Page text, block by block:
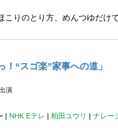
りのとり方、めんつゆだけ
“スゴ楽”家事への道」
演
| NHK Eテレ | 柏田ユウリ | ナレー